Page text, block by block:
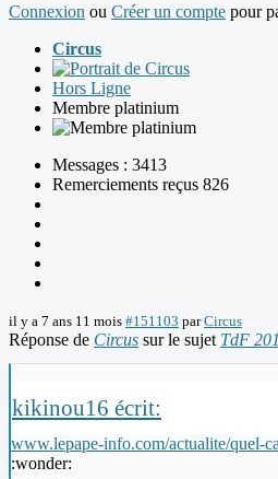
Connexion ou Créer un compte pour
Circus
Hors Ligne
Membre platinium
Messages : 3413
Remerciements reçus 826
il y a 7 ans 11 mois #151103 parCircus
Réponse de Circus sur le sujet TdF
kikinou16 écrit:
www.lepape-info.com/actualite/quel-
:wonder: